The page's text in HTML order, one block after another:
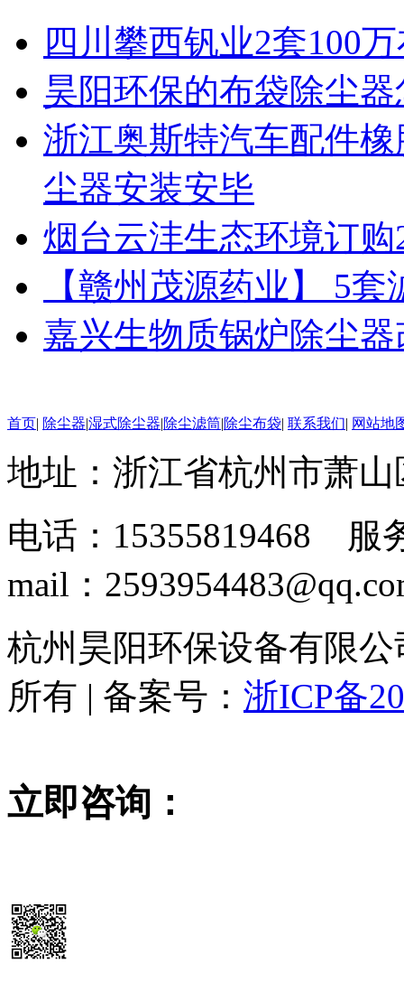
四川攀西钒业2套100
昊阳环保的布袋除尘
浙江奥斯特汽车配件
尘器安装安毕
烟台云沣生态环境订
【赣州茂源药业】 5
嘉兴生物质锅炉除尘
首页| 除尘器|湿式除尘器|除尘滤筒|除尘布袋| 联系我们| 网站地
地址：浙江省杭州市萧
电话：15355819468 服
mail：
杭州昊阳环保设备有限公
所有 | 备案号： 浙ICP备
立即咨询：